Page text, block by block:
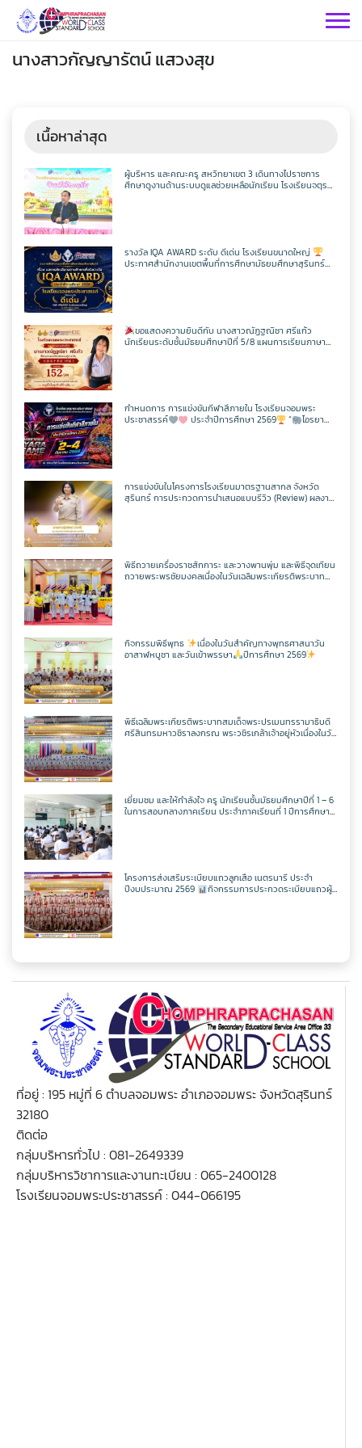
Skip
กลุ่มบริหารวิชาการ
เฟสบุคกลุ่มงานฯ
เว็บไซต์กลุ่มงานฯ
กลุ่มบริหารทั่วไป
เฟสบุคกลุ่มงานฯ
เว็บไซต์กลุ่มงานฯ
กลุ่มบริหารงานบุคคล
เฟสบุคกลุ่มงานฯ
เว็บไซต์กลุ่มงานฯ
กลุ่มบริหารงบประมาณ
เฟสบุคกลุ่มงานฯ
เว็บไซต์กลุ่มงานฯ
กลุ่มสาระฯ
วิทยาศาสตร์
เฟสบุคกลุ่มสาระฯ
เว็บไซต์กลุ่มสาระฯ
ตารางเรียน/สอน
คณิตศาสตร์
เฟสบุคกลุ่มสาระฯ
เว็บไซต์กลุ่มสาระฯ
ตารางเรียน/สอน
ต่างประเทศ
เฟสบุคกลุ่มสาระฯ
เว็บไซต์กลุ่มสาระฯ
ตารางเรียน/สอน
ภาษาไทย
เฟสบุคกลุ่มสาระฯ
เว็บไซต์กลุ่มสาระฯ
ตารางเรียน/สอน
สังคมศึกษาฯ
เฟสบุคกลุ่มสาระฯ
เว็บไซต์กลุ่มสาระฯ
ตารางเรียน/สอน
ศิลปะ
เฟสบุคกลุ่มสาระฯ
เว็บไซต์กลุ่มสาระฯ
ตารางเรียน/สอน
การงานอาชีพ
เฟสบุคกลุ่มสาระฯ
เว็บไซต์กลุ่มสาระฯ
ตารางเรียน/สอน
พลศึกษา
เฟสบุคกลุ่มสาระฯ
เว็บไซต์กลุ่มสาระฯ
ตารางเรียน/สอน
เทคโนโลยี
เฟสบุคเทคโนโลยี
เว็บไซต์เทคโนโลยี
กลุ่มงาน
คำสั่งโรงเรียน
ประชาสัมพันธ์ CPS
กิจกรรม CPS
ToBeNumberOne
ITA2569
ITA2568
ITA2567
ITA2566
แผนผังเว็บไซต์
เว็บไซต์เดิม
ตารางเรียน1/69
ตารางเรียน ม.1
ตารางเรียน ม.2
ตารางเรียน ม.3
ตารางเรียน ม.4
ตารางเรียน ม.5
ตารางเรียน ม.6
ครูพีระพันธ์ เสริมศิริ
วิชาวิทยาการคำนวณ
วิชาออกแบบฯ
วิชาเพิ่มเติม
ครูเเชิด ชูตาลัด
วิชาวิทยาการคำนวณ
วิชาออกแบบฯ
วิชาเพิ่มเติม
ครูเทพสุดา พรหมสวัสดิ์
วิชาวิทยาการคำนวณ
วิชาออกแบบฯ
วิชาเพิ่มเติม
ครูประหยัด สายบุตร
วิชาวิทยาการคำนวณ
วิชาออกแบบฯ
วิชาเพิ่มเติม
ครูนิตยา บุญเสริม
วิชาวิทยาการคำนวณ
วิชาออกแบบฯ
วิชาเพิ่มเติม
ครูกัณฌ์ฏธัจส์ ก้านเหลือง
วิชาวิทยาการคำนวณ
วิชาออกแบบฯ
วิชาเพิ่มเติม
ครูมัตติกา สุวงศ์
วิชาวิทยาการคำนวณ
วิชาออกแบบฯ
วิชาเพิ่มเติม
ครูศุภวิชญ์ กมลเลิศ
วิชาวิทยาการคำนวณ
วิชาออกแบบฯ
วิชาเพิ่มเติม
นางสาวกัญญารัตน์ แสวงสุข
เนื้อหาล่าสุด
ผู้บริหาร และคณะครู สหวิทยาเขต 3 เดินทางไปราชการ
ศึกษาดูงานด้านระบบดูแลช่วยเหลือนักเรียน โรงเรียนจตุร
รางวัล IQA AWARD ระดับ ดีเด่น โรงเรียนขนาดใหญ่
ประกาศสำนักงานเขตพื้นที่การศึกษามัธยมศึกษาสุรินทร์
ขอแสดงความยินดีกับ นางสาวณัฏฐณิชา ศรีแก้ว
นักเรียนระดับชั้นมัธยมศึกษาปีที่ 5/8 แผนการเรียนภาษา
กำหนดการ การแข่งขันกีฬาสีภายใน โรงเรียนจอมพระ
ประชาสรรค์
ประจำปีการศึกษา 2569 “
ไอรยา
การแข่งขันในโครงการโรงเรียนมาตรฐานสากล จังหวัด
สุรินทร์ การประกวดการนำเสนอแบบรีวิว (Review) ผลงาน
พิธีถวายเครื่องราชสักการะ และวางพานพุ่ม และพิธีจุดเทียน
ถวายพระพรชัยมงคลเนื่องในวันเฉลิมพระเกียรติพระบาท
กิจกรรมพิธีพุทธ
เนื่องในวันสำคัญทางพุทธศาสนาวัน
อาสาฬหบูชา และวันเข้าพรรษา
ปีการศึกษา 2569
พิธีเฉลิมพระเกียรติพระบาทสมเด็จพระปรเมนทรรามาธิบดี
ศรีสินทรมหาวชิราลงกรณ พระวชิรเกล้าเจ้าอยู่หัวเนื่องในวัน
เยี่ยมชม และให้กำลังใจ ครู นักเรียนชั้นมัธยมศึกษาปีที่ 1 – 6
ในการสอบกลางภาคเรียน ประจำภาคเรียนที่ 1 ปีการศึกษา
โครงการส่งเสริมระเบียบแถวลูกเสือ เนตรนารี ประจำ
ปีงบประมาณ 2569
กิจกรรมการประกวดระเบียบแถวผู้
ที่อยู่ : 195 หมู่ที่ 6 ตำบลจอมพระ อำเภอจอมพระ จังหวัดสุรินทร์
32180
ติดต่อ
กลุ่มบริหารทั่วไป : 081-2649339
กลุ่มบริหารวิชาการและงานทะเบียน : 065-2400128
โรงเรียนจอมพระประชาสรรค์ : 044-066195